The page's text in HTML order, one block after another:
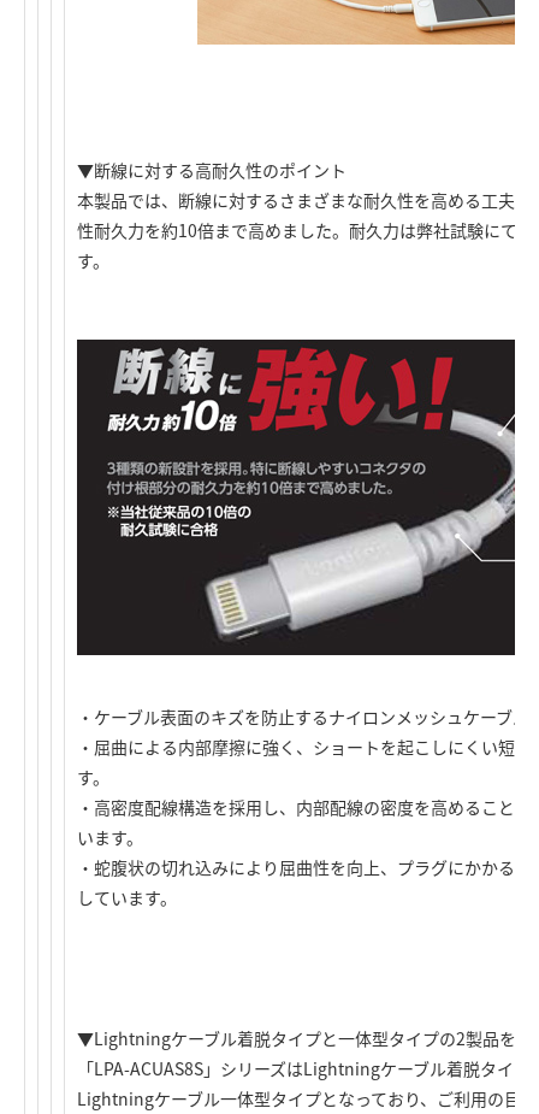
▼断線に対する高耐久性のポイント
本製品では、断線に対するさまざまな耐久性を高める工夫
性耐久力を約10倍まで高めました。耐久力は弊社試験にて
す。
・ケーブル表面のキズを防止するナイロンメッシュケーブル
・屈曲による内部摩擦に強く、ショートを起こしにくい短
す。
・高密度配線構造を採用し、内部配線の密度を高めること
います。
・蛇腹状の切れ込みにより屈曲性を向上、プラグにかかる
しています。
▼Lightningケーブル着脱タイプと一体型タイプの2製品をご
「LPA-ACUAS8S」シリーズはLightningケーブル着脱タイ
Lightningケーブル一体型タイプとなっており、ご利用の目